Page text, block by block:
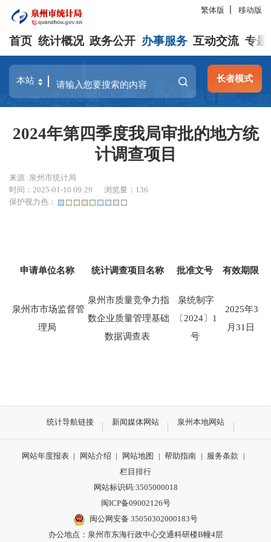
繁体版 移动版
首页 统计概况 政务公开 办事服务 互动交流 专题
长者模式
2024年第四季度我局审批的地方统
计调查项目
来源 :泉州市统计局
时间：2025-01-10 09:29
浏览量： 136
保护视力色：
申请单位名称 统计调查项目名称 批准文号 有效期限
泉州市市场监督管
理局
泉州市质量竞争力指
数企业质量管理基础
数据调查表
泉统制字
〔2024〕 1
号
2025年3
月31 日
统计导航链接 新闻媒体网站 泉州本地网站
网站年度报表 | 网站介绍 | 网站地图 | 帮助指南 | 服务条款
|
栏目排行
网站标识码:3505000018
闽ICP备09002126号
闽公网安备 35050302000183号
办公地点：泉州市东海行政中心交通科研楼B幢4层